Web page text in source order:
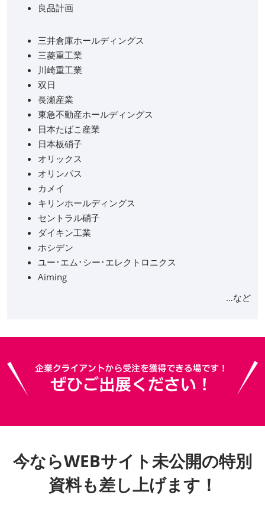
良品計画
三井倉庫ホールディングス
三菱重工業
川崎重工業
双日
長瀬産業
東急不動産ホールディングス
日本たばこ産業
日本板硝子
オリックス
オリンパス
カメイ
キリンホールディングス
セントラル硝子
ダイキン工業
ホシデン
ユー･エム･シー･エレクトロニクス
Aiming
…など
今ならWEBサイト未公開の特別
資料も差し上げます！